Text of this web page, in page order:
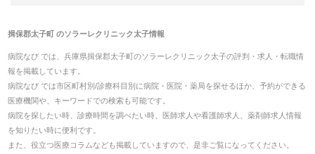
揖保郡太子町のソラーレクリニック太子情報
病院なび では、 兵庫県揖保郡太子町のソラーレクリニック太子の評判・求人・転職情
報を掲載しています。
病院なび では市区町村別/診療科目別に病院・医院・薬局を探せるほか、予約ができる
医療機関や、キーワードでの検索も可能です。
病院を探したい時、診療時間を調べたい時、医師求人や看護師求人、薬剤師求人情報
を知りたい時に便利です。
また、役立つ医療コラムなども掲載していますので、是非ご覧になってください。